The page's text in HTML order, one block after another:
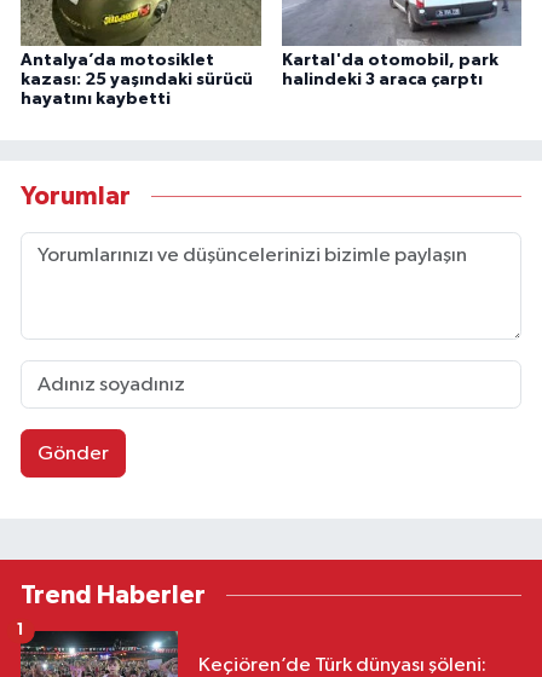
Antalya’da motosiklet
kazası: 25 yaşındaki sürücü
hayatını kaybetti
Kartal'da otomobil, park
halindeki 3 araca çarptı
Yorumlar
Gönder
Trend Haberler
Keçiören’de Türk dünyası şöleni:
1